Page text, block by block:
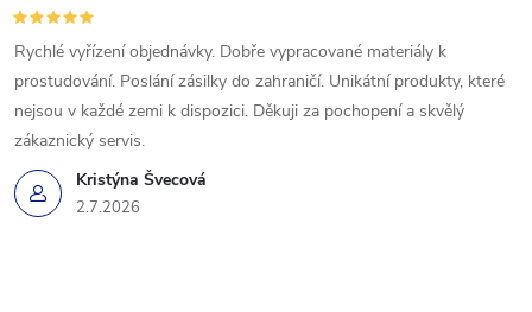
Kristýna Švecová
2.7.2026
Rychlé vyřízení objednávky. Dobře vypracované materiály k
prostudování. Poslání zásilky do zahraničí. Unikátní produkty, které
nejsou v každé zemi k dispozici. Děkuji za pochopení a skvělý
zákaznický servis.